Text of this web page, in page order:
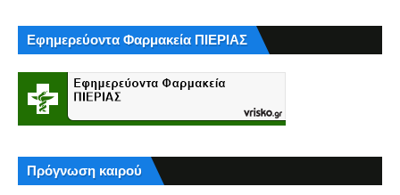
Εφημερεύοντα Φαρμακεία ΠΙΕΡΙΑΣ
Πρόγνωση καιρού